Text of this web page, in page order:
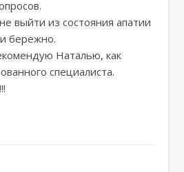
выйти из состояния апатии
бережно.
Наталью, как
специалиста.